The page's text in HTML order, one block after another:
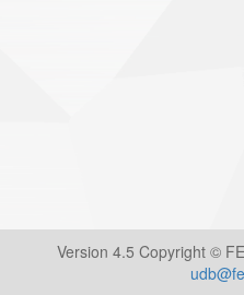
Version 4.5 Copyright ©